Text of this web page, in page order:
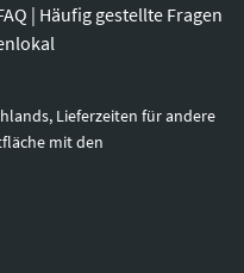
| Häufig gestellte Fragen
Lieferzeiten für andere
mit den